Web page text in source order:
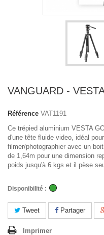
VANGUARD -
Référence VAT1191
Ce trépied aluminium VESTA
d'une tête fluide video, idéal
filmer/photographier avec un
de 1,64m pour une dimension
poids jusqu'à 6 kgs et il pèse
Disponibilité :
Tweet Partager
Imprimer